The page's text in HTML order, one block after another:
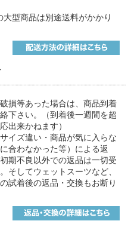
大型商品は別途送料がかかり
損等あった場合は、商品到着
下さい。（到着後一週間を超
出来かねます）
イズ違い・商品が気に入らな
合わなかった等）による返
期不良以外での返品は一切受
そしてウェットスーツなど、
試着後の返品・交換もお断り